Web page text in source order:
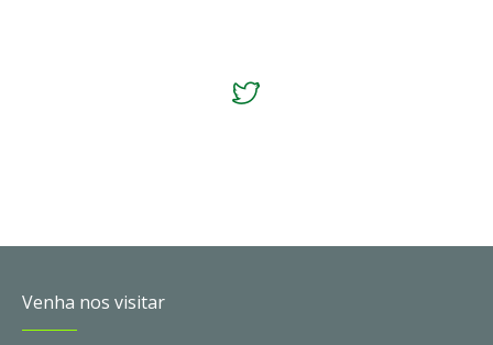
Venha nos visitar